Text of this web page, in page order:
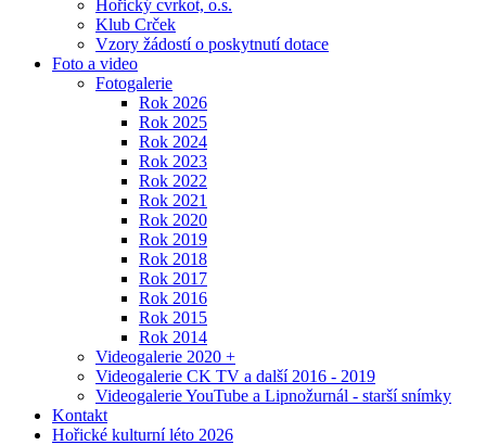
Hořický cvrkot, o.s.
Klub Crček
Vzory žádostí o poskytnutí dotace
Foto a video
Fotogalerie
Rok 2026
Rok 2025
Rok 2024
Rok 2023
Rok 2022
Rok 2021
Rok 2020
Rok 2019
Rok 2018
Rok 2017
Rok 2016
Rok 2015
Rok 2014
Videogalerie 2020 +
Videogalerie CK TV a další 2016 - 2019
Videogalerie YouTube a Lipnožurnál - starší snímky
Kontakt
Hořické kulturní léto 2026